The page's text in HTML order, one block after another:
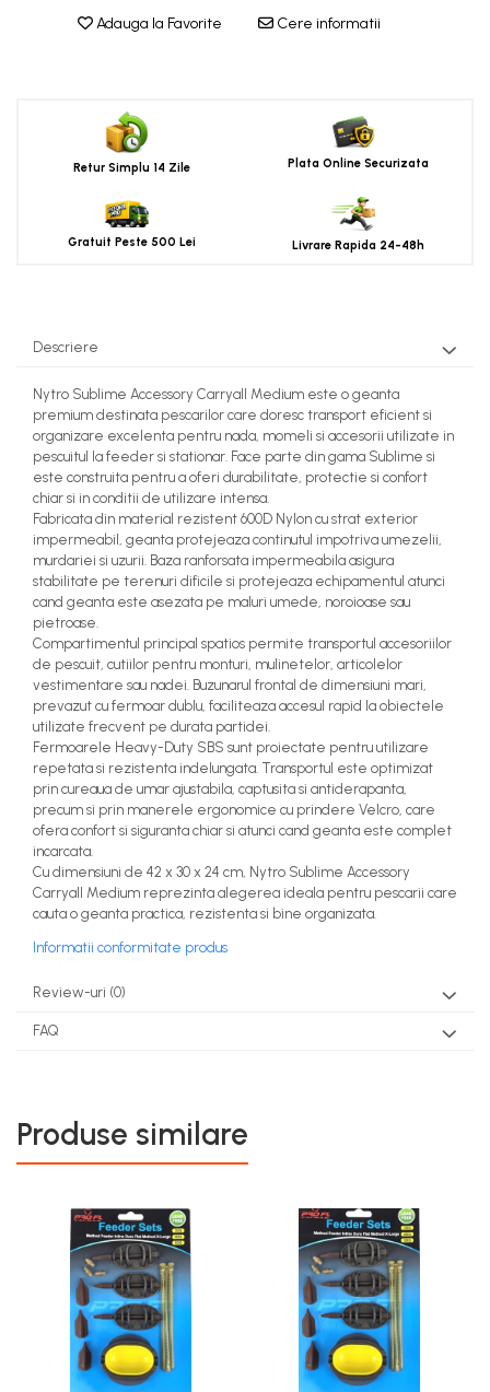
Adauga la Favorite Cere informatii
Retur Simplu 14 Zile Plata Online Securizata
Gratuit Peste 500 Lei Livrare Rapida 24-48h
Descriere
Nytro Sublime Accessory Carryall Medium este o geanta
premium destinata pescarilor care doresc transport eficient si
organizare excelenta pentru nada, momeli si accesorii utilizate in
pescuitul la feeder si stationar. Face parte din gama Sublime si
este construita pentru a oferi durabilitate, protectie si confort
chiar si in conditii de utilizare intensa.
Fabricata din material rezistent 600D Nylon cu strat exterior
impermeabil, geanta protejeaza continutul impotriva umezelii,
murdariei si uzurii. Baza ranforsata impermeabila asigura
stabilitate pe terenuri dificile si protejeaza echipamentul atunci
cand geanta este asezata pe maluri umede, noroioase sau
pietroase.
Compartimentul principal spatios permite transportul accesoriilor
de pescuit, cutiilor pentru monturi, mulinetelor, articolelor
vestimentare sau nadei. Buzunarul frontal de dimensiuni mari,
prevazut cu fermoar dublu, faciliteaza accesul rapid la obiectele
utilizate frecvent pe durata partidei.
Fermoarele Heavy-Duty SBS sunt proiectate pentru utilizare
repetata si rezistenta indelungata. Transportul este optimizat
prin cureaua de umar ajustabila, captusita si antiderapanta,
precum si prin manerele ergonomice cu prindere Velcro, care
ofera confort si siguranta chiar si atunci cand geanta este complet
incarcata.
Cu dimensiuni de 42 x 30 x 24 cm, Nytro Sublime Accessory
Carryall Medium reprezinta alegerea ideala pentru pescarii care
cauta o geanta practica, rezistenta si bine organizata.
Informatii conformitate produs
Review-uri (0)
FAQ
Produse similare